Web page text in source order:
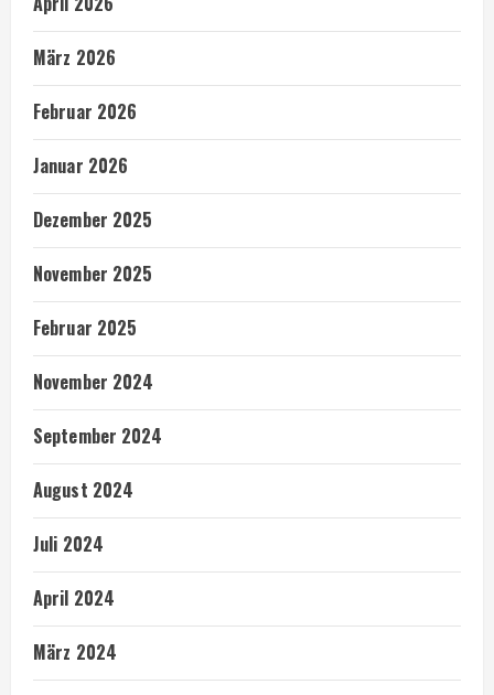
März 2026
Februar 2026
Januar 2026
Dezember 2025
November 2025
Februar 2025
November 2024
September 2024
August 2024
Juli 2024
April 2024
März 2024